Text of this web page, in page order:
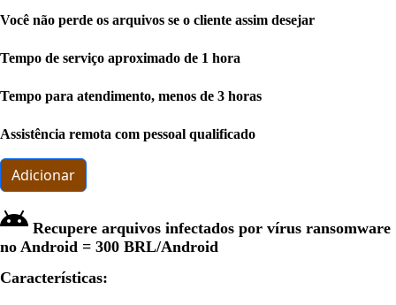
Você não perde os arquivos se o cliente assim desejar
Tempo de serviço aproximado de 1 hora
Tempo para atendimento, menos de 3 horas
Assistência remota com pessoal qualificado
Adicionar
Recupere arquivos infectados por vírus ransomware
no Android = 300 BRL/Android
Características: